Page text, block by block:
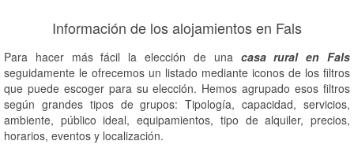
Información de los alojamientos en Fals
Para hacer más fácil la elección de una casa rural en Fals
seguidamente le ofrecemos un listado mediante iconos de los filtros
que puede escoger para su elección. Hemos agrupado esos filtros
según grandes tipos de grupos: Tipología, capacidad, servicios,
ambiente, público ideal, equipamientos, tipo de alquiler, precios,
horarios, eventos y localización.